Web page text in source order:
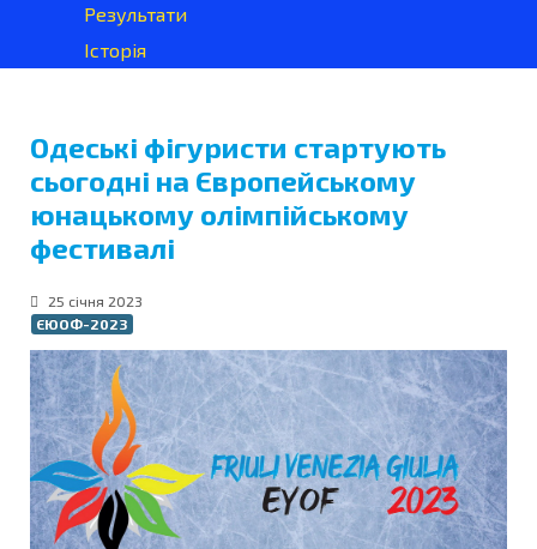
Результати
Історія
Одеські фігуристи стартують
сьогодні на Європейському
юнацькому олімпійському
фестивалі
25 січня 2023
ЄЮОФ-2023